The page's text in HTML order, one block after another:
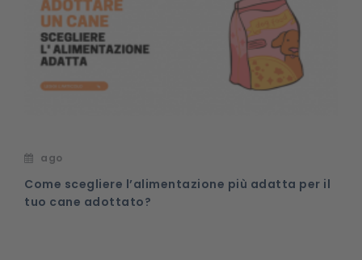
ago
Come scegliere l’alimentazione più adatta per il
tuo cane adottato?